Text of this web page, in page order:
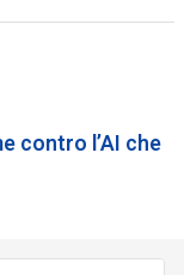
contro l’AI che